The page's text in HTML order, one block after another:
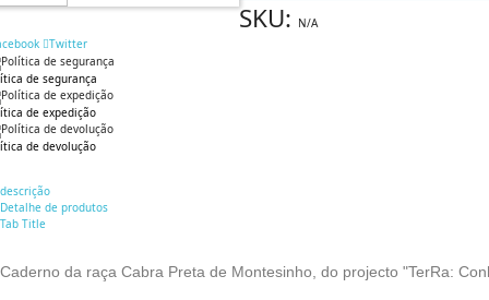
SKU: N/A
Twitter
de segurança
de expedição
de devolução
descrição
Detalhe de produtos
Tab Title
Caderno da raça Cabra Preta de Montesinho , do projecto "TerRa: